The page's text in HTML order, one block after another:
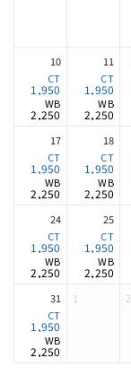
10
1,950
2,250
11
1,950
2,250
17
1,950
2,250
18
1,950
2,250
24
1,950
2,250
25
1,950
2,250
31
1,950
2,250
1 2